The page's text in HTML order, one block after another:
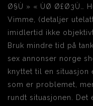
Ø§Ù » « ÙØ Ø£Ø3Ù…
Vimme, (detaljer
imidlertid ikke
Bruk mindre tid på
sex annonser norge
knyttet til en situasjon
som er problemet,
rundt situasjonen. Det